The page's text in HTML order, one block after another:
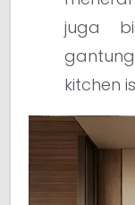
juga
kitchen